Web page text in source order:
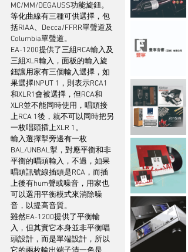
MC/MM/DEGAUSS功能旋鈕。
等化曲線有三種可供選擇，包
括RIAA、Decca/FFRR單聲道及
Columbia單聲道。
EA-1200提供了三組RCA輸入及
三組XLR輸入，面板的輸入旋
鈕讓用家有三個輸入選擇，如
果選擇INPUT 1，則表示RCA1
和XLR1會被選擇，但RCA和
XLR並不能同時使用，唱頭接
上RCA 1後，就不可以同時把另
一枚唱頭插上XLR 1。
輸入選擇掣旁邊有一枚
BAL/UNBAL掣，對應平衡和非
平衡的唱頭輸入，不過，如果
唱頭訊號線插頭是RCA，而插
上後有hum聲或噪音，用家也
可以選用平衡模式來消除噪
音，以提高音質。
雖然EA-1200提供了平衡輸
入，但其實它本身並非平衡唱
頭設計，而是單端設計，所以